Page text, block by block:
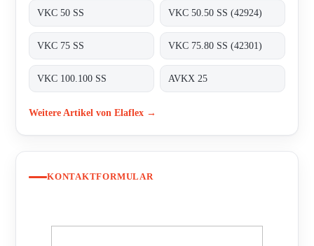
VKC 50 SS VKC 50.50 SS (42924)
VKC 75 SS VKC 75.80 SS (42301)
VKC 100.100 SS AVKX 25
Weitere Artikel von Elaflex →
KONTAKTFORMULAR